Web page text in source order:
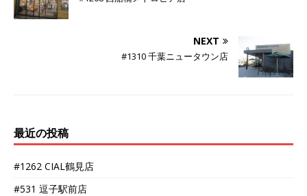
NEXT
#1310 千葉ニュータウン店
最近の投稿
#1262 CIAL鶴見店
#531 逗子駅前店